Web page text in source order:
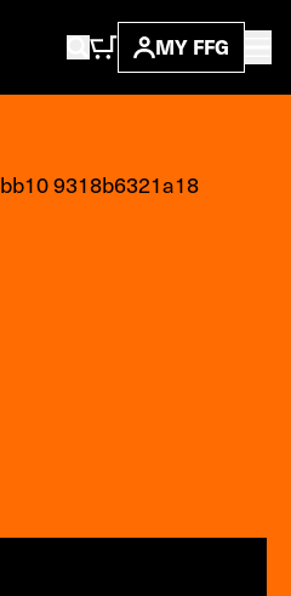
MY FFG